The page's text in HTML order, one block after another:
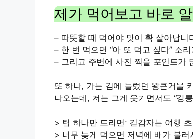
제가 먹어보고 바로
– 따뜻할 때 먹어야 맛이 확 살아납니
– 한 번 먹으면 “아 또 먹고 싶다” 소
– 그리고 주변에 사진 찍을 포인트가
또 하나, 가는 김에 들렀던 왕큰거울
나오는데, 저는 그게 웃기면서도 “강
> 팁 하나만 드리면: 길감자는 여행
> 너무 늦게 먹으면 저녁에 배가 불